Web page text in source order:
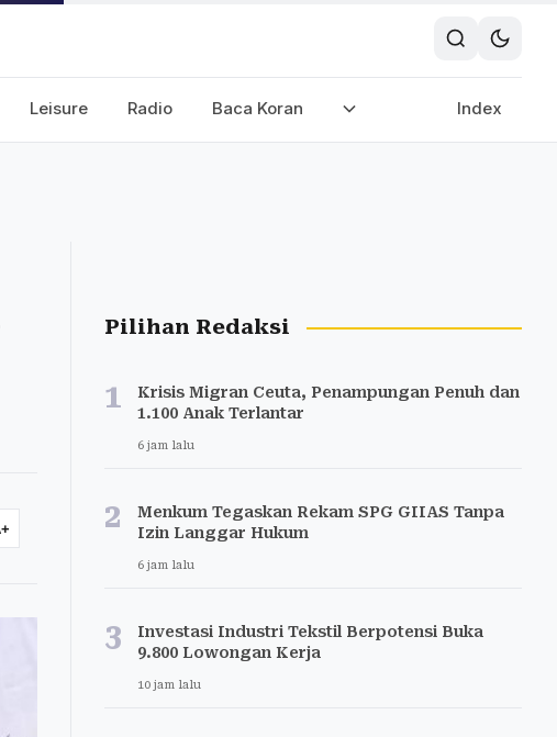
Leisure Radio Baca Koran Index
Pilihan Redaksi
1
Krisis Migran Ceuta, Penampungan Penuh dan
1.100 Anak Terlantar
6 jam lalu
2
Menkum Tegaskan Rekam SPG GIIAS Tanpa
Izin Langgar Hukum
6 jam lalu
3
Investasi Industri Tekstil Berpotensi Buka
9.800 Lowongan Kerja
10 jam lalu